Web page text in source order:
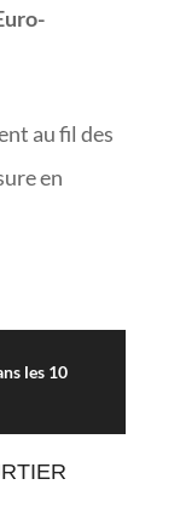
au fil des
en
les 10